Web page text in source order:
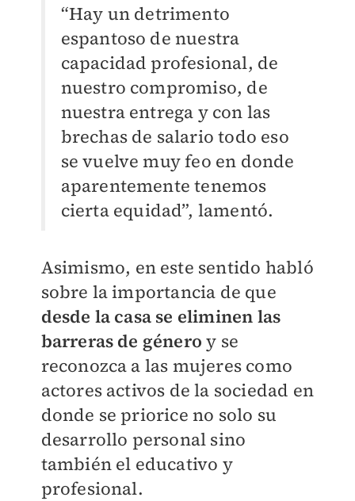
“Hay un detrimento
espantoso de nuestra
capacidad profesional, de
nuestro compromiso, de
nuestra entrega y con las
brechas de salario todo eso
se vuelve muy feo en donde
aparentemente tenemos
cierta equidad”, lamentó.
Asimismo, en este sentido habló
sobre la importancia de que
desde la casa se eliminen las
barreras de género y se
reconozca a las mujeres como
actores activos de la sociedad en
donde se priorice no solo su
desarrollo personal sino
también el educativo y
profesional.